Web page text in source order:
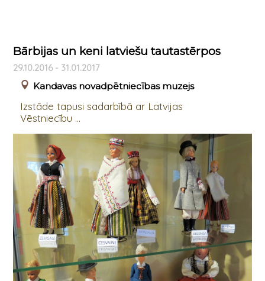
Bārbijas un keni latviešu tautastērpos
29.10.2016 - 31.01.2017
Kandavas novadpētniecības muzejs
Izstāde tapusi sadarbībā ar Latvijas
Vēstniecību ...